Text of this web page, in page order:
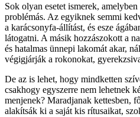
Sok olyan esetet ismerek,
problémás. Az egyiknek semmi
a karácsonyfa-állítást, és esze
látogatni. A másik hozzászokott a
és hatalmas ünnepi lakomát akar,
végigjárják a rokonokat,
De az is lehet, hogy mindketten
csakhogy egyszerre nem lehetnek
menjenek? Maradjanak kettesben,
alakítsák ki a saját kis rítusaikat,